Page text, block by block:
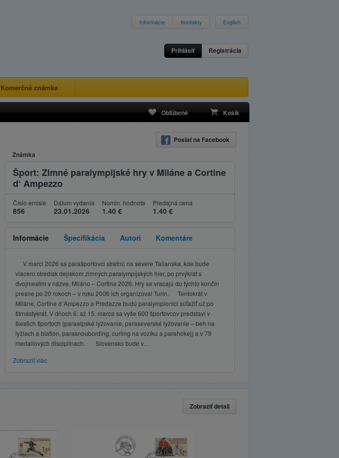
Informácie Kontakty English
Prihlásiť Registrácia
Komerčná známka
Obľúbené Košík
Poslať na Facebook
Známka
Šport: Zimné paralympijské hry v Miláne a Cortine
d‘ Ampezzo
Číslo emisie
856
Dátum vydania
23.01.2026
Nomin. hodnota
1.40 €
Predajná cena
1.40 €
Informácie Špecifikácia Autori Komentáre
V marci 2026 sa parašportovci stretnú na severe Talianska, kde bude
viacero stredísk dejiskom zimných paralympijských hier, po prvýkrát s
dvojmestím v názve, Miláno – Cortina 2026. Hry sa vracajú do týchto končín
presne po 20 rokoch – v roku 2006 ich organizoval Turín. Tentokrát v
Miláne, Cortine d´Ampezzo a Predazze budú paralympionici súťažiť už po
štrnástykrát. V dňoch 6. až 15. marca sa vyše 600 športovcov predstaví v
šiestich športoch (paraalpské lyžovanie, paraseverské lyžovanie – beh na
lyžiach a biatlon, parasnoubording, curling na vozíku a parahokej) a v 79
medailových disciplínach. Slovensko bude v...
Zobraziť viac
Zobraziť detail